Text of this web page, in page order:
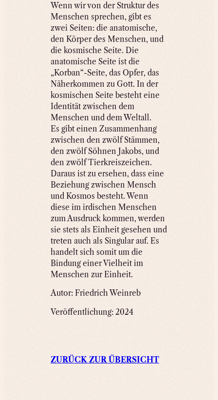
Wenn wir von der Struktur des
Menschen sprechen, gibt es
zwei Seiten: die anatomische,
den Körper des Menschen, und
die kosmische Seite. Die
anatomische Seite ist die
„Korban“-Seite, das Opfer, das
Näherkommen zu Gott. In der
kosmischen Seite besteht eine
Identität zwischen dem
Menschen und dem Weltall.
Es gibt einen Zusammenhang
zwischen den zwölf Stämmen,
den zwölf Söhnen Jakobs, und
den zwölf Tierkreiszeichen.
Daraus ist zu ersehen, dass eine
Beziehung zwischen Mensch
und Kosmos besteht. Wenn
diese im irdischen Menschen
zum Ausdruck kommen, werden
sie stets als Einheit gesehen und
treten auch als Singular auf. Es
handelt sich somit um die
Bindung einer Vielheit im
Menschen zur Einheit.
Autor: Friedrich Weinreb
Veröffentlichung: 2024
ZURÜCK ZUR ÜBERSICHT